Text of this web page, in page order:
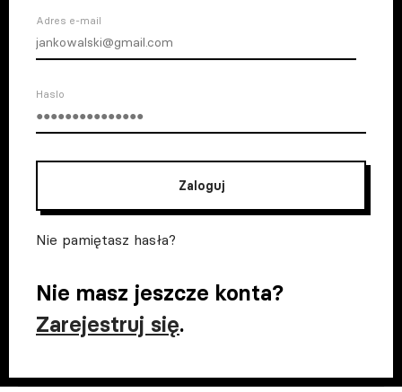
Adres e-mail
Haslo
Zaloguj
Nie pamiętasz hasła?
Nie masz jeszcze konta?
Zarejestruj się.